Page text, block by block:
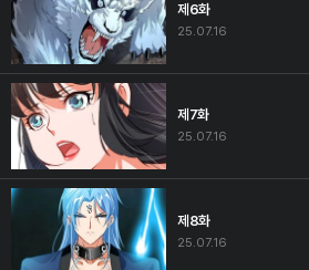
제6화
25.07.16
제7화
25.07.16
제8화
25.07.16